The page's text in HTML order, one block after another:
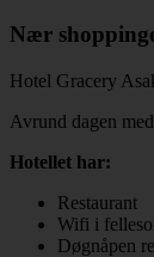
Nær
Hotel Gracery
Avrund dagen
Hotellet har:
Restaurant
Wifi i
Døgnåpen